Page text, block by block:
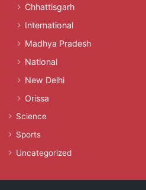
Chhattisgarh
International
Madhya Pradesh
National
New Delhi
Orissa
Science
Sports
Uncategorized